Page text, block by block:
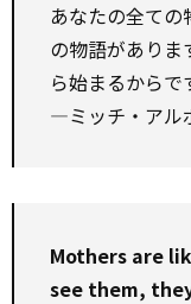
あなたの全て
の物語がありま
ら始まるからで
―ミッチ・アル
Mothers are
see them,